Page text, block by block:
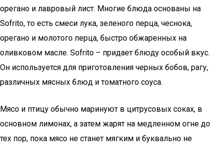
орегано и лавровый лист. Многие блюда основаны на
Sofrito, то есть смеси лука, зеленого перца, чеснока,
орегано и молотого перца, быстро обжаренных на
оливковом масле. Sofrito – придает блюду особый вкус.
Он используется для приготовления черных бобов, рагу,
различных мясных блюд и томатного соуса.
Мясо и птицу обычно маринуют в цитрусовых соках, в
основном лимонах, а затем жарят на медленном огне до
тех пор, пока мясо не станет мягким и буквально не